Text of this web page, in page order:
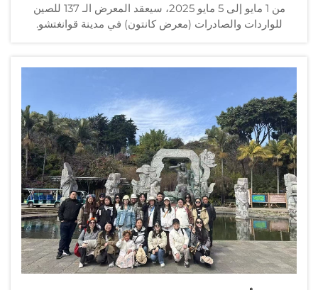
من 1 مايو إلى 5 مايو 2025، سيعقد المعرض الـ 137 للصين
للواردات والصادرات (معرض كانتون) في مدينة قوانغتشو.
المبيعات لدينا وأعضاؤهم جاهزين للإجابة على أسئلتكم
احتياجاتكم بشكل أفضل.